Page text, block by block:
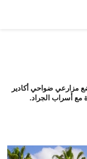
مزارعي ضواحي أكادير
مع أسراب الجراد.